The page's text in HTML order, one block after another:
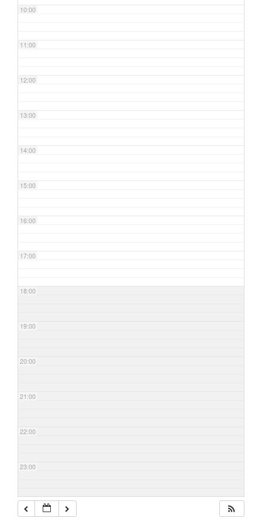
10:00
11:00
12:00
13:00
14:00
15:00
16:00
17:00
18:00
19:00
20:00
21:00
22:00
23:00